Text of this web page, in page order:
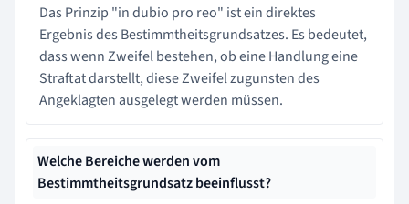
Das Prinzip "in dubio pro reo" ist ein direktes
Ergebnis des Bestimmtheitsgrundsatzes. Es bedeutet,
dass wenn Zweifel bestehen, ob eine Handlung eine
Straftat darstellt, diese Zweifel zugunsten des
Angeklagten ausgelegt werden müssen.
Welche Bereiche werden vom
Bestimmtheitsgrundsatz beeinflusst?